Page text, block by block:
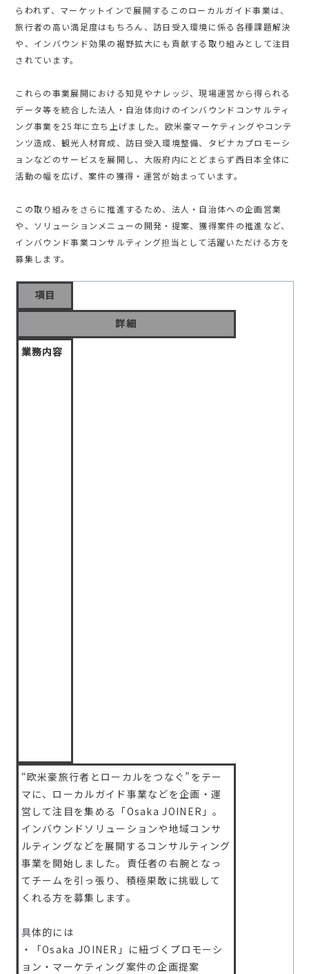
らわれず、マーケットインで展開するこのローカルガイド事業は、
旅行者の高い満足度はもちろん、訪日受入環境に係る各種課題解決
や、インバウンド効果の裾野拡大にも貢献する取り組みとして注目
されています。
これらの事業展開における知見やナレッジ、現場運営から得られる
データ等を統合した法人・自治体向けのインバウンドコンサルティ
ング事業を25年に立ち上げました。欧米豪マーケティングやコンテ
ンツ造成、観光人材育成、訪日受入環境整備、タビナカプロモーシ
ョンなどのサービスを展開し、大阪府内にとどまらず西日本全体に
活動の幅を広げ、案件の獲得・運営が始まっています。
この取り組みをさらに推進するため、法人・自治体への企画営業
や、ソリューションメニューの開発・提案、獲得案件の推進など、
インバウンド事業コンサルティング担当として活躍いただける方を
募集します。
項目
詳細
業務内容
“欧米豪旅行者とローカルをつなぐ”をテー
マに、ローカルガイド事業などを企画・運
営して注目を集める「Osaka JOINER」。
インバウンドソリューションや地域コンサ
ルティングなどを展開するコンサルティング
事業を開始しました。責任者の右腕となっ
てチームを引っ張り、積極果敢に挑戦して
くれる方を募集します。
具体的には
・「Osaka JOINER」に紐づくプロモーシ
ョン・マーケティング案件の企画提案